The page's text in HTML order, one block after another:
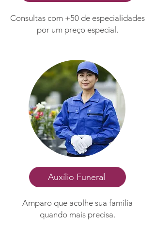
Consultas com +50 de especialidades
por um preço especial.
Auxílio Funeral
Amparo que acolhe sua família
quando mais precisa.